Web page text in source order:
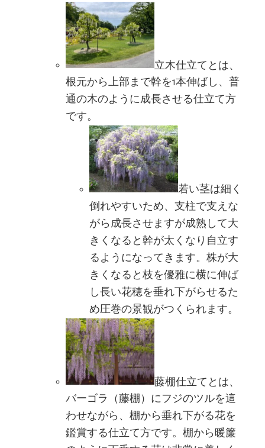
立木仕立てとは、
根元から上部まで幹を1本伸ばし、普
通の木のように成長させる仕立て方
です。
若い茎は細く
倒れやすいため、支柱で支えな
がら成長させますが成熟して大
きくなると幹が太くなり自立す
るようになってきます。株が大
きくなると枝を優雅に横に伸ば
し長い花穂を垂れ下がらせるた
め圧巻の景観がつくられます。
藤棚仕立てとは、
バーゴラ（藤棚）にフジのツルを這
わせながら、棚から垂れ下がる花を
鑑賞する仕立て方です。棚から暖簾